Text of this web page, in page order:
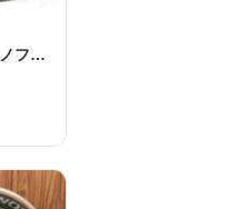
フリ